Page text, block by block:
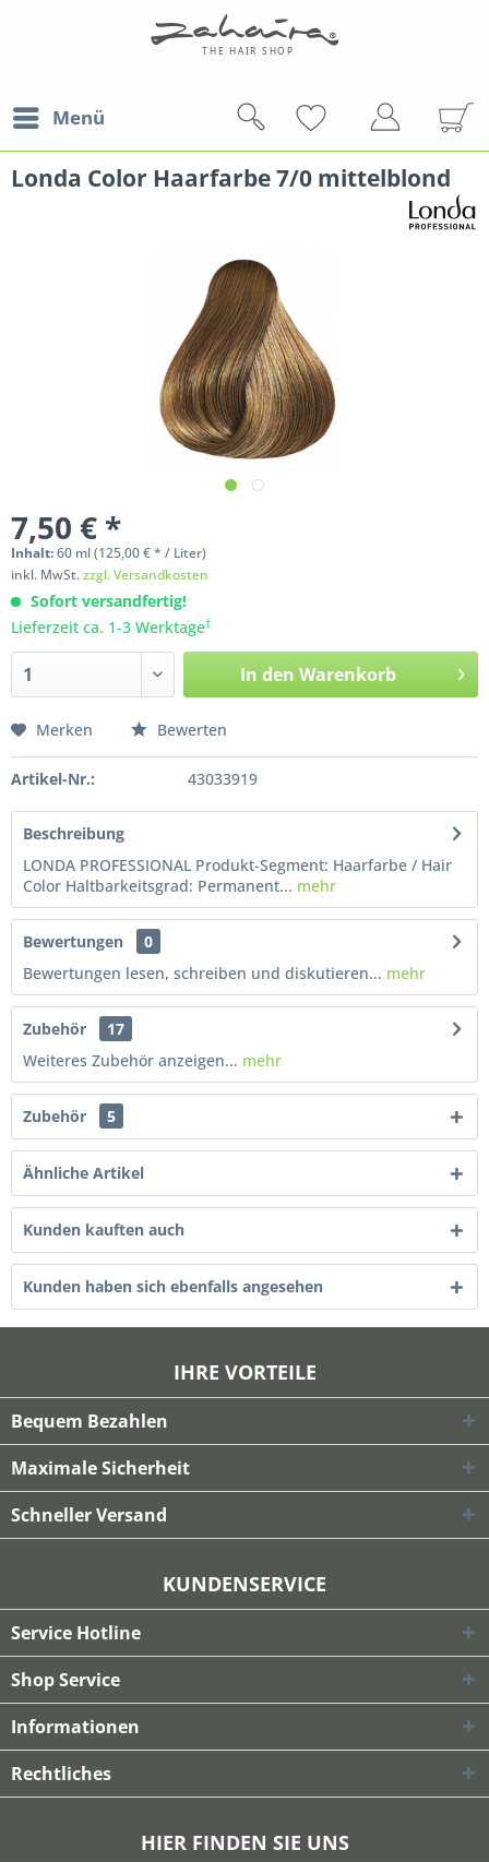
Menü
Londa Color Haarfarbe 7/0 mittelblond
7,50 € *
Inhalt:60 ml(125,00 € * / Liter)
inkl. MwSt.zzgl. Versandkosten
Sofort versandfertig!
Lieferzeit ca. 1-3 Werktage†
In den Warenkorb
Merken Bewerten
Artikel-Nr.: 43033919
Beschreibung
LONDA PROFESSIONAL Produkt-Segment: Haarfarbe / Hair
Color Haltbarkeitsgrad: Permanent... mehr
Bewertungen
0
Bewertungen lesen, schreiben und diskutieren... mehr
Zubehör
17
Weiteres Zubehör anzeigen... mehr
Zubehör 5
Ähnliche Artikel
Kunden kauften auch
Kunden haben sich ebenfalls angesehen
IHRE VORTEILE
Bequem Bezahlen
Maximale Sicherheit
Schneller Versand
KUNDENSERVICE
Service Hotline
Shop Service
Informationen
Rechtliches
HIER FINDEN SIE UNS